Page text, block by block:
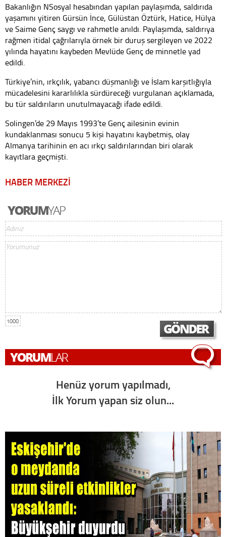
Bakanlığın NSosyal hesabından yapılan paylaşımda, saldırıda
yaşamını yitiren Gürsün İnce, Gülüstan Öztürk, Hatice, Hülya
ve Saime Genç saygı ve rahmetle anıldı. Paylaşımda, saldırıya
rağmen itidal çağrılarıyla örnek bir duruş sergileyen ve 2022
yılında hayatını kaybeden Mevlüde Genç de minnetle yad
edildi.
Türkiye’nin, ırkçılık, yabancı düşmanlığı ve İslam karşıtlığıyla
mücadelesini kararlılıkla sürdüreceği vurgulanan açıklamada,
bu tür saldırıların unutulmayacağı ifade edildi.
Solingen’de 29 Mayıs 1993’te Genç ailesinin evinin
kundaklanması sonucu 5 kişi hayatını kaybetmiş, olay
Almanya tarihinin en acı ırkçı saldırılarından biri olarak
kayıtlara geçmişti.
HABER MERKEZİ
1000
Henüz yorum yapılmadı,
İlk Yorum yapan siz olun...